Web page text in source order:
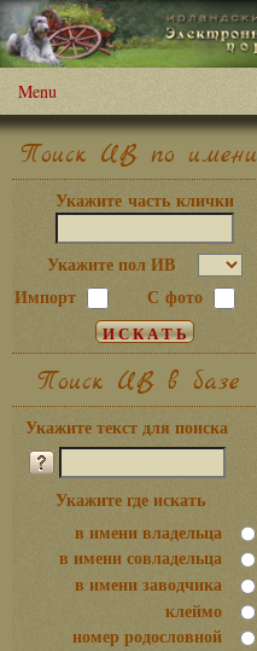
Menu
Поиск ИВ по имени
Укажите часть клички
Укажите пол ИВ
Импорт
С фото
Поиск ИВ в базе
Укажите текст для поиска
Укажите где искать
в имени владельца
в имени совладельца
в имени заводчика
клеймо
номер родословной